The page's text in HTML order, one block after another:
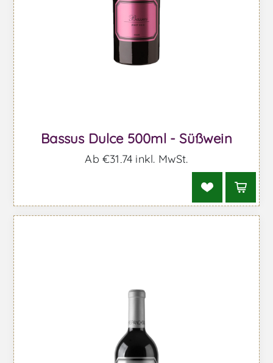
Bassus Dulce 500ml - Süßwein
Ab €31,74 inkl. MwSt.